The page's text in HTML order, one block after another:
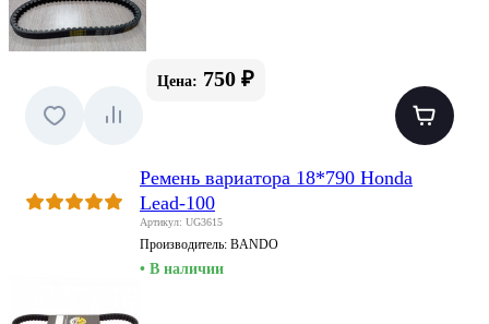
Цена: 750 ₽
Ремень вариатора 18*790 Honda
Lead-100
Артикул: UG3615
Производитель: BANDO
• В наличии